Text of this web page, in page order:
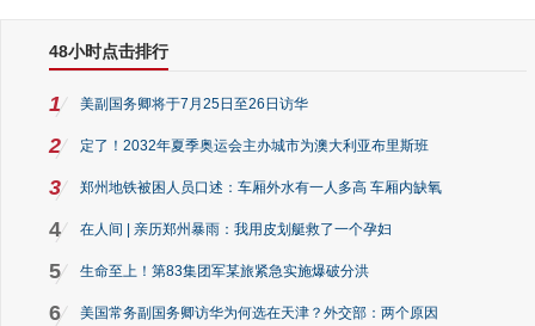
48小时点击排行
1 美副国务卿将于7月25日至26日访华
2 定了！2032年夏季奥运会主办城市为澳大利亚布里斯班
3 郑州地铁被困人员口述：车厢外水有一人多高 车厢内缺氧
4 在人间 | 亲历郑州暴雨：我用皮划艇救了一个孕妇
5 生命至上！第83集团军某旅紧急实施爆破分洪
6 美国常务副国务卿访华为何选在天津？外交部：两个原因